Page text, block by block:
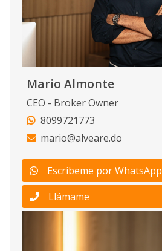
Mario Almonte
CEO - Broker Owner
8099721773
mario@alveare.do
Escribeme por WhatsApp
Llámame